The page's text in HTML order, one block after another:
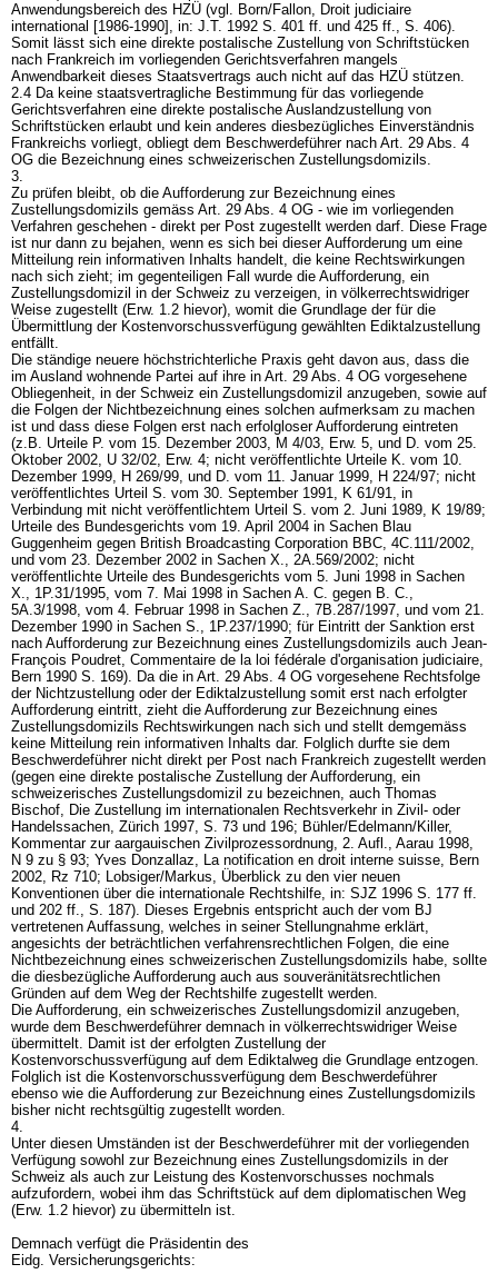
Anwendungsbereich des HZÜ (vgl. Born/Fallon, Droit judiciaire
international [1986-1990], in: J.T. 1992 S. 401 ff. und 425 ff., S. 406).
Somit lässt sich eine direkte postalische Zustellung von Schriftstücken
nach Frankreich im vorliegenden Gerichtsverfahren mangels
Anwendbarkeit dieses Staatsvertrags auch nicht auf das HZÜ stützen.
2.4 Da keine staatsvertragliche Bestimmung für das vorliegende
Gerichtsverfahren eine direkte postalische Auslandzustellung von
Schriftstücken erlaubt und kein anderes diesbezügliches Einverständnis
Frankreichs vorliegt, obliegt dem Beschwerdeführer nach Art. 29 Abs. 4
OG die Bezeichnung eines schweizerischen Zustellungsdomizils.
3.
Zu prüfen bleibt, ob die Aufforderung zur Bezeichnung eines
Zustellungsdomizils gemäss Art. 29 Abs. 4 OG - wie im vorliegenden
Verfahren geschehen - direkt per Post zugestellt werden darf. Diese Frage
ist nur dann zu bejahen, wenn es sich bei dieser Aufforderung um eine
Mitteilung rein informativen Inhalts handelt, die keine Rechtswirkungen
nach sich zieht; im gegenteiligen Fall wurde die Aufforderung, ein
Zustellungsdomizil in der Schweiz zu verzeigen, in völkerrechtswidriger
Weise zugestellt (Erw. 1.2 hievor), womit die Grundlage der für die
Übermittlung der Kostenvorschussverfügung gewählten Ediktalzustellung
entfällt.
Die ständige neuere höchstrichterliche Praxis geht davon aus, dass die
im Ausland wohnende Partei auf ihre in Art. 29 Abs. 4 OG vorgesehene
Obliegenheit, in der Schweiz ein Zustellungsdomizil anzugeben, sowie auf
die Folgen der Nichtbezeichnung eines solchen aufmerksam zu machen
ist und dass diese Folgen erst nach erfolgloser Aufforderung eintreten
(z.B. Urteile P. vom 15. Dezember 2003, M 4/03, Erw. 5, und D. vom 25.
Oktober 2002, U 32/02, Erw. 4; nicht veröffentlichte Urteile K. vom 10.
Dezember 1999, H 269/99, und D. vom 11. Januar 1999, H 224/97; nicht
veröffentlichtes Urteil S. vom 30. September 1991, K 61/91, in
Verbindung mit nicht veröffentlichtem Urteil S. vom 2. Juni 1989, K 19/89;
Urteile des Bundesgerichts vom 19. April 2004 in Sachen Blau
Guggenheim gegen British Broadcasting Corporation BBC, 4C.111/2002,
und vom 23. Dezember 2002 in Sachen X., 2A.569/2002; nicht
veröffentlichte Urteile des Bundesgerichts vom 5. Juni 1998 in Sachen
X., 1P.31/1995, vom 7. Mai 1998 in Sachen A. C. gegen B. C.,
5A.3/1998, vom 4. Februar 1998 in Sachen Z., 7B.287/1997, und vom 21.
Dezember 1990 in Sachen S., 1P.237/1990; für Eintritt der Sanktion erst
nach Aufforderung zur Bezeichnung eines Zustellungsdomizils auch Jean-
François Poudret, Commentaire de la loi fédérale d'organisation judiciaire,
Bern 1990 S. 169). Da die in Art. 29 Abs. 4 OG vorgesehene Rechtsfolge
der Nichtzustellung oder der Ediktalzustellung somit erst nach erfolgter
Aufforderung eintritt, zieht die Aufforderung zur Bezeichnung eines
Zustellungsdomizils Rechtswirkungen nach sich und stellt demgemäss
keine Mitteilung rein informativen Inhalts dar. Folglich durfte sie dem
Beschwerdeführer nicht direkt per Post nach Frankreich zugestellt werden
(gegen eine direkte postalische Zustellung der Aufforderung, ein
schweizerisches Zustellungsdomizil zu bezeichnen, auch Thomas
Bischof, Die Zustellung im internationalen Rechtsverkehr in Zivil- oder
Handelssachen, Zürich 1997, S. 73 und 196; Bühler/Edelmann/Killer,
Kommentar zur aargauischen Zivilprozessordnung, 2. Aufl., Aarau 1998,
N 9 zu § 93; Yves Donzallaz, La notification en droit interne suisse, Bern
2002, Rz 710; Lobsiger/Markus, Überblick zu den vier neuen
Konventionen über die internationale Rechtshilfe, in: SJZ 1996 S. 177 ff.
und 202 ff., S. 187). Dieses Ergebnis entspricht auch der vom BJ
vertretenen Auffassung, welches in seiner Stellungnahme erklärt,
angesichts der beträchtlichen verfahrensrechtlichen Folgen, die eine
Nichtbezeichnung eines schweizerischen Zustellungsdomizils habe, sollte
die diesbezügliche Aufforderung auch aus souveränitätsrechtlichen
Gründen auf dem Weg der Rechtshilfe zugestellt werden.
Die Aufforderung, ein schweizerisches Zustellungsdomizil anzugeben,
wurde dem Beschwerdeführer demnach in völkerrechtswidriger Weise
übermittelt. Damit ist der erfolgten Zustellung der
Kostenvorschussverfügung auf dem Ediktalweg die Grundlage entzogen.
Folglich ist die Kostenvorschussverfügung dem Beschwerdeführer
ebenso wie die Aufforderung zur Bezeichnung eines Zustellungsdomizils
bisher nicht rechtsgültig zugestellt worden.
4.
Unter diesen Umständen ist der Beschwerdeführer mit der vorliegenden
Verfügung sowohl zur Bezeichnung eines Zustellungsdomizils in der
Schweiz als auch zur Leistung des Kostenvorschusses nochmals
aufzufordern, wobei ihm das Schriftstück auf dem diplomatischen Weg
(Erw. 1.2 hievor) zu übermitteln ist.
Demnach verfügt die Präsidentin des
Eidg. Versicherungsgerichts: